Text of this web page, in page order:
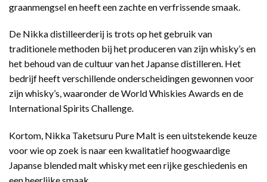
graanmengsel en heeft een zachte en verfrissende smaak.
De Nikka distilleerderij is trots op het gebruik van
traditionele methoden bij het produceren van zijn whisky’s en
het behoud van de cultuur van het Japanse distilleren. Het
bedrijf heeft verschillende onderscheidingen gewonnen voor
zijn whisky’s, waaronder de World Whiskies Awards en de
International Spirits Challenge.
Kortom, Nikka Taketsuru Pure Malt is een uitstekende keuze
voor wie op zoek is naar een kwalitatief hoogwaardige
Japanse blended malt whisky met een rijke geschiedenis en